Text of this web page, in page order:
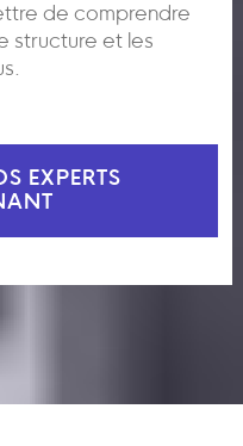
de comprendre
structure et les
EXPERTS